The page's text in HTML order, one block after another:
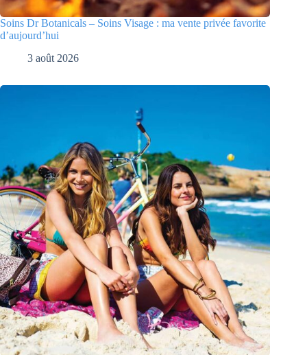
Soins Dr Botanicals – Soins Visage : ma vente privée favorite
d’aujourd’hui
3 août 2026